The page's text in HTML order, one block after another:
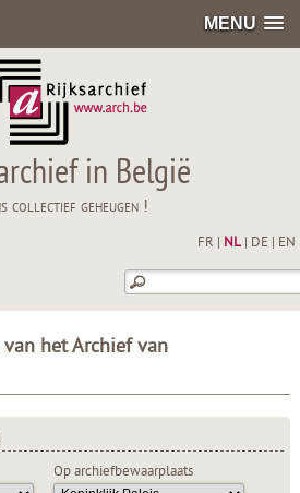
MENU
in België
collectief geheugen !
FR NL| DE EN
het Archief van
Op archiefbewaarplaats